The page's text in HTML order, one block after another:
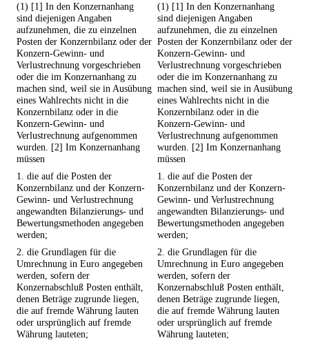
(1) [1] In den Konzernanhang
sind diejenigen Angaben
aufzunehmen, die zu einzelnen
Posten der Konzernbilanz oder der
Konzern-Gewinn- und
Verlustrechnung vorgeschrieben
oder die im Konzernanhang zu
machen sind, weil sie in Ausübung
eines Wahlrechts nicht in die
Konzernbilanz oder in die
Konzern-Gewinn- und
Verlustrechnung aufgenommen
wurden. [2] Im Konzernanhang
müssen
(1) [1] In den Konzernanhang
sind diejenigen Angaben
aufzunehmen, die zu einzelnen
Posten der Konzernbilanz oder der
Konzern-Gewinn- und
Verlustrechnung vorgeschrieben
oder die im Konzernanhang zu
machen sind, weil sie in Ausübung
eines Wahlrechts nicht in die
Konzernbilanz oder in die
Konzern-Gewinn- und
Verlustrechnung aufgenommen
wurden. [2] Im Konzernanhang
müssen
1. die auf die Posten der
Konzernbilanz und der Konzern-
Gewinn- und Verlustrechnung
angewandten Bilanzierungs- und
Bewertungsmethoden angegeben
werden;
1. die auf die Posten der
Konzernbilanz und der Konzern-
Gewinn- und Verlustrechnung
angewandten Bilanzierungs- und
Bewertungsmethoden angegeben
werden;
2. die Grundlagen für die
Umrechnung in Euro angegeben
werden, sofern der
Konzernabschluß Posten enthält,
denen Beträge zugrunde liegen,
die auf fremde Währung lauten
oder ursprünglich auf fremde
Währung lauteten;
2. die Grundlagen für die
Umrechnung in Euro angegeben
werden, sofern der
Konzernabschluß Posten enthält,
denen Beträge zugrunde liegen,
die auf fremde Währung lauten
oder ursprünglich auf fremde
Währung lauteten;